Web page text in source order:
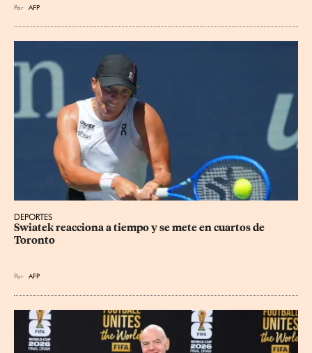
Por AFP
DEPORTES
Swiatek reacciona a tiempo y se mete en cuartos de
Toronto
Por AFP